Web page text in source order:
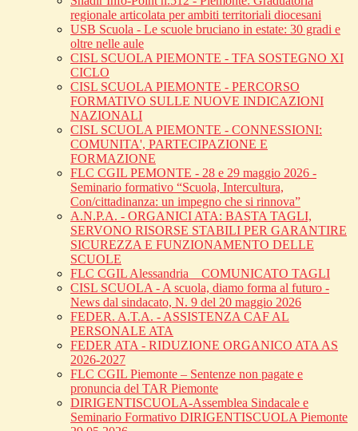
regionale articolata per ambiti territoriali diocesani
USB Scuola - Le scuole bruciano in estate: 30 gradi e
oltre nelle aule
CISL SCUOLA PIEMONTE - TFA SOSTEGNO XI
CICLO
CISL SCUOLA PIEMONTE - PERCORSO
FORMATIVO SULLE NUOVE INDICAZIONI
NAZIONALI
CISL SCUOLA PIEMONTE - CONNESSIONI:
COMUNITA', PARTECIPAZIONE E
FORMAZIONE
FLC CGIL PEMONTE - 28 e 29 maggio 2026 -
Seminario formativo “Scuola, Intercultura,
Con/cittadinanza: un impegno che si rinnova”
A.N.P.A. - ORGANICI ATA: BASTA TAGLI,
SERVONO RISORSE STABILI PER GARANTIRE
SICUREZZA E FUNZIONAMENTO DELLE
SCUOLE
FLC CGIL Alessandria _ COMUNICATO TAGLI
CISL SCUOLA - A scuola, diamo forma al futuro -
News dal sindacato, N. 9 del 20 maggio 2026
FEDER. A.T.A. - ASSISTENZA CAF AL
PERSONALE ATA
FEDER ATA - RIDUZIONE ORGANICO ATA AS
2026-2027
FLC CGIL Piemonte – Sentenze non pagate e
pronuncia del TAR Piemonte
DIRIGENTISCUOLA-Assemblea Sindacale e
Seminario Formativo DIRIGENTISCUOLA Piemonte